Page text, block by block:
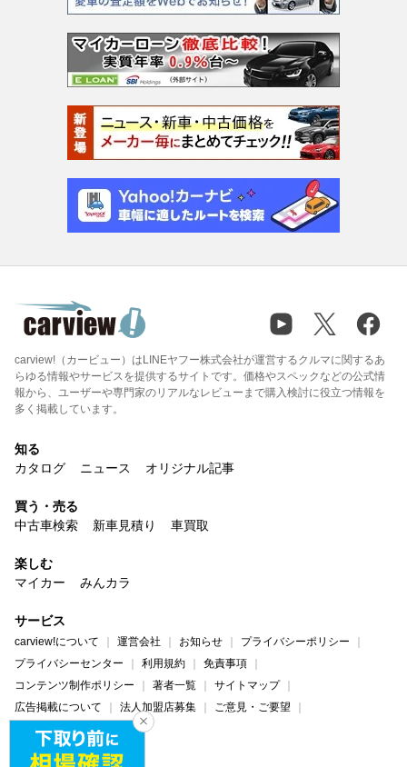
carview!（カービュー）はLINEヤフー株式会社が運営するクルマに関するあ
らゆる情報やサービスを提供するサイトです。価格やスペックなどの公式情
報から、ユーザーや専門家のリアルなレビューまで購入検討に役立つ情報を
多く掲載しています。
知る
カタログ
ニュース オリジナル記事
買う・売る
中古車検索
新車見積り 車買取
楽しむ
マイカー
みんカラ
サービス
carview!について 運営会社 お知らせ
プライバシーポリシー
プライバシーセンター
利用規約
免責事項
コンテンツ制作ポリシー
著者一覧
サイトマップ
広告掲載について
法人加盟店募集
ご意見・ご要望
ヘルプ・お問い合わせ